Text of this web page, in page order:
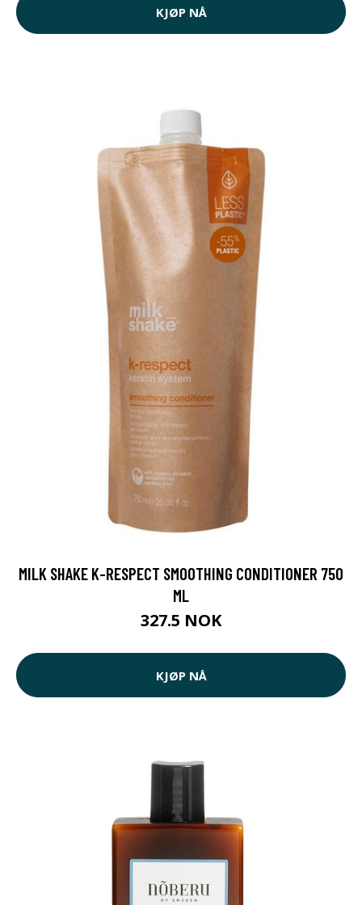
KJØP NÅ
MILK SHAKE K-RESPECT SMOOTHING CONDITIONER 750
ML
327.5 NOK
KJØP NÅ